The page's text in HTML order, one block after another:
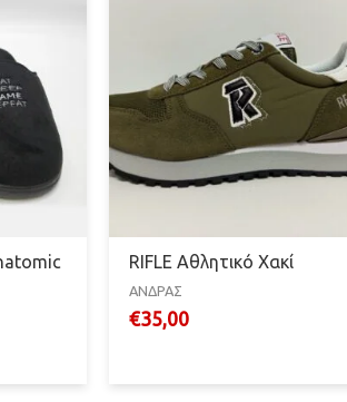
RIFLE Αθλητικό Χακί
ΑΝΔΡΑΣ
€35,00